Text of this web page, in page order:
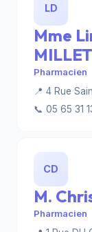
LD
Mme
MILLET
Pharmacien
📍 4 Rue
📞 05 65 31
CD
M.
Pharmacien